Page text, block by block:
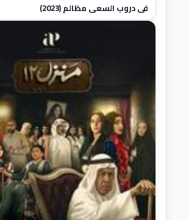
في دروب السعي مظالم (2023)